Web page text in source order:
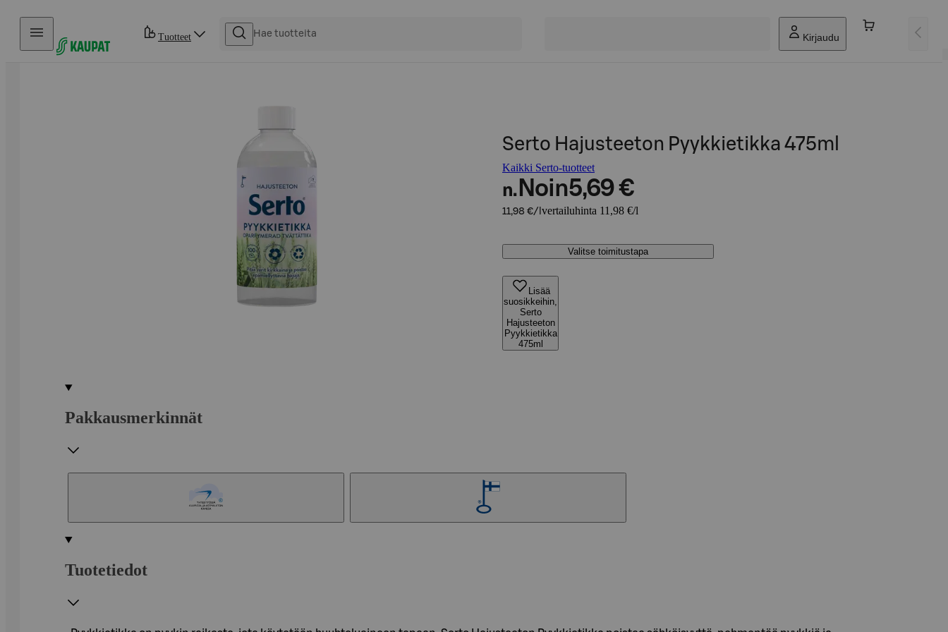
Hyppää sisältöön
Tuotteet Kirjaudu
Serto Hajusteeton Pyykkietikka 475ml
Kaikki Serto-tuotteet
n. Noin5,69 €
11,98 €/l vertailuhinta 11,98 €/l
Valitse toimitustapa
Lisää
suosikkeihin,
Serto
Hajusteeton
Pyykkietikka
475ml
Pakkausmerkinnät
Tuotetiedot